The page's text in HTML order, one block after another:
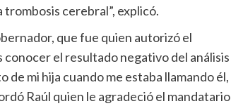
cerebral”, explicó.
que fue quien autorizó el
conocer el resultado negativo del análisis
de mi hija cuando me estaba llamando él,
Raúl quien le agradeció el mandatario